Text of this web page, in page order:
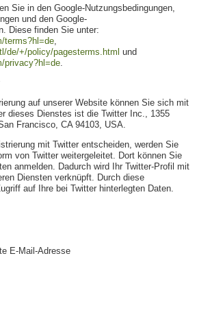
Sie in den Google-Nutzungsbedingungen,
und den Google-
Diese finden Sie unter:
terms?hl=de,
de/+/policy/pagesterms.html und
privacy?hl=de.
auf unserer Website können Sie sich mit
dieses Dienstes ist die Twitter Inc., 1355
Francisco, CA 94103, USA.
mit Twitter entscheiden, werden Sie
von Twitter weitergeleitet. Dort können Sie
anmelden. Dadurch wird Ihr Twitter-Profil mit
Diensten verknüpft. Durch diese
auf Ihre bei Twitter hinterlegten Daten.
E-Mail-Adresse